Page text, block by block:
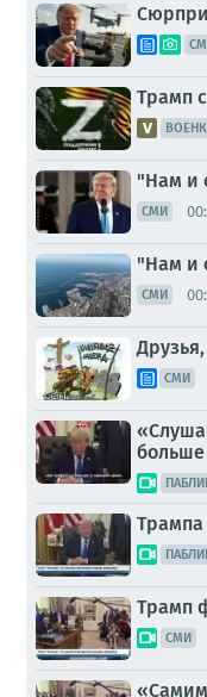
Трамп
"Нам и
СМИ
"Нам и
СМИ
СМИ
Трамп
СМИ
«Самим